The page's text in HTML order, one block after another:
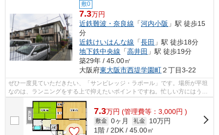
敷0
7.3万円
近鉄難波・奈良線 「河内小阪 」駅 徒歩15
分
近鉄けいはんな線 「長田 」駅 徒歩18分
地下鉄中央線 「高井田 」駅 徒歩19分
築29年 / 45.00㎡
大阪府東大阪市西堤学園町２丁目3-22
ぜひ一度見ていただきたい、「サンビレッジ・ラポール」です。場所が平坦
なのは、ランニングをする上で抑えたいポイントですね。忙しい方にはうっ
てつけの敷地内ごみ置き場つきの物件...
7.3万円 (管理費等：3,000円 )
敷金 0ヶ月 礼金
10万円
1階 / 2DK / 45.00㎡